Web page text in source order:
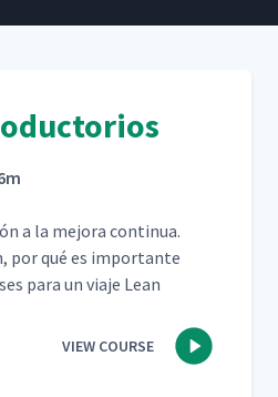
a la mejo­ra con­tin­ua.
por qué es impor­tante
para un via­je Lean
VIEW COURSE